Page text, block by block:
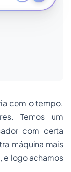
com o tempo.
Temos um
com certa
máquina mais
e logo achamos